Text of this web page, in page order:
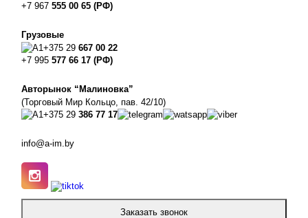
+7 967 555 00 65 (РФ)
Грузовые
+375 29 667 00 22
+7 995 577 66 17 (РФ)
Авторынок “Малиновка”
(Торговый Мир Кольцо, пав. 42/10)
+375 29 386 77 17
info@a-im.by
Заказать звонок